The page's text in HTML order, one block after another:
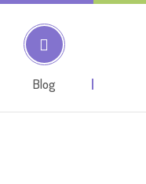
Blog